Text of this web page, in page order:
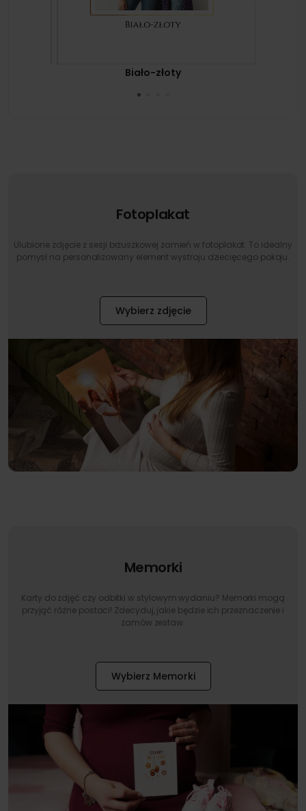
Biało-złoty
Fotoplakat
Ulubione zdjęcie z sesji brzuszkowej zamień w fotoplakat. To idealny
pomysł na personalizowany element wystroju dziecięcego pokoju.
Wybierz zdjęcie
Memorki
Karty do zdjęć czy odbitki w stylowym wydaniu? Memorki mogą
przyjąć różne postaci! Zdecyduj, jakie będzie ich przeznaczenie i
zamów zestaw.
Wybierz Memorki